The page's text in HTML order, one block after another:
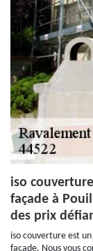
iso
façade à
des prix
iso couverture est
façade. Nous vous